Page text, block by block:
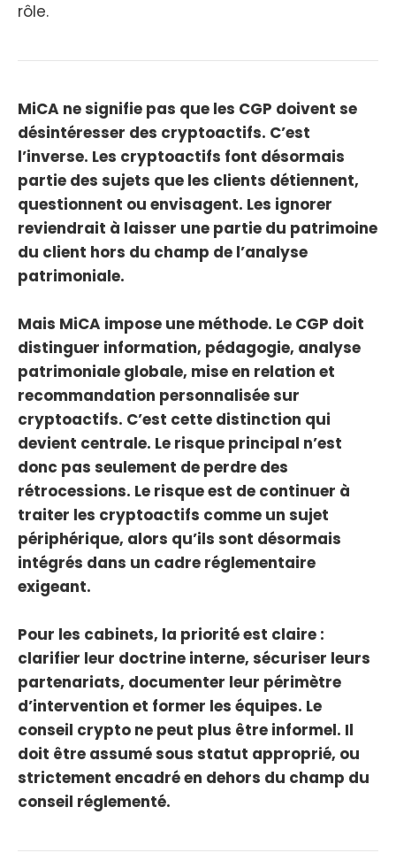
rôle.
MiCA ne signifie pas que les CGP doivent se
désintéresser des cryptoactifs. C’est
l’inverse. Les cryptoactifs font désormais
partie des sujets que les clients détiennent,
questionnent ou envisagent. Les ignorer
reviendrait à laisser une partie du patrimoine
du client hors du champ de l’analyse
patrimoniale.
Mais MiCA impose une méthode. Le CGP doit
distinguer information, pédagogie, analyse
patrimoniale globale, mise en relation et
recommandation personnalisée sur
cryptoactifs. C’est cette distinction qui
devient centrale. Le risque principal n’est
donc pas seulement de perdre des
rétrocessions. Le risque est de continuer à
traiter les cryptoactifs comme un sujet
périphérique, alors qu’ils sont désormais
intégrés dans un cadre réglementaire
exigeant.
Pour les cabinets, la priorité est claire :
clarifier leur doctrine interne, sécuriser leurs
partenariats, documenter leur périmètre
d’intervention et former les équipes. Le
conseil crypto ne peut plus être informel. Il
doit être assumé sous statut approprié, ou
strictement encadré en dehors du champ du
conseil réglementé.